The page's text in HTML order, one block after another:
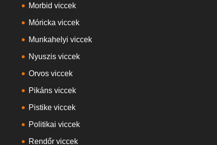
Morbid viccek
Móricka viccek
Munkahelyi viccek
Nyuszis viccek
Orvos viccek
Pikáns viccek
Pistike viccek
Politikai viccek
Rendőr viccek